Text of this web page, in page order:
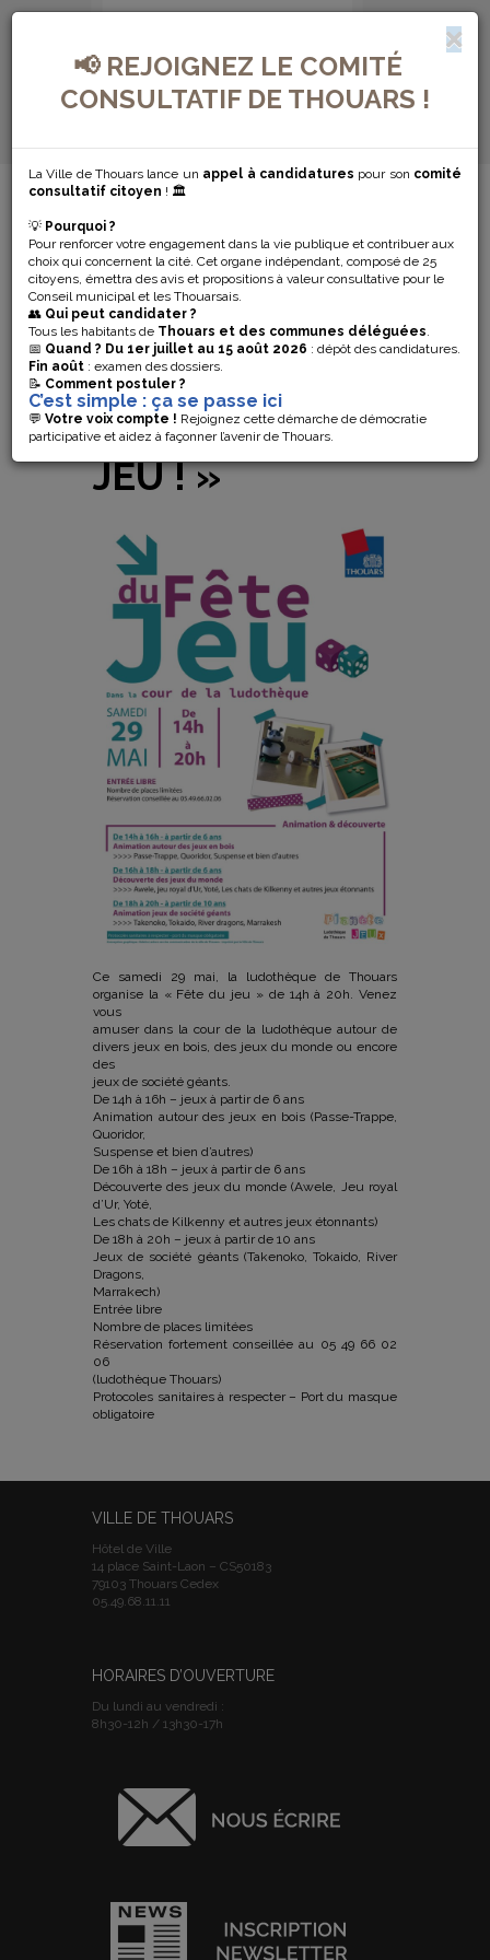
📢 REJOIGNEZ LE COMITÉ
CONSULTATIF DE THOUARS !
La Ville de Thouars lance un appel à candidatures pour son comité
consultatif citoyen ! 🏛️
💡 Pourquoi ?
Pour renforcer votre engagement dans la vie publique et contribuer aux
choix qui concernent la cité. Cet organe indépendant, composé de 25
citoyens, émettra des avis et propositions à valeur consultative pour le
Conseil municipal et les Thouarsais.
👥 Qui peut candidater ?
Tous les habitants de Thouars et des communes déléguées.
📅 Quand ? Du 1er juillet au 15 août 2026 : dépôt des candidatures.
Fin août : examen des dossiers.
📝 Comment postuler ?
C’est simple : ça se passe ici
💬 Votre voix compte ! Rejoignez cette démarche de démocratie
participative et aidez à façonner l’avenir de Thouars.
MENU DE NAVIGATION...
LA
LUDOTHÈQUE
DE THOUARS
VOUS PROPOSE
SA « FÊTE DU
JEU ! »
Ce samedi 29 mai, la ludothèque de Thouars
organise la « Fête du jeu » de 14h à 20h. Venez
vous
amuser dans la cour de la ludothèque autour de
divers jeux en bois, des jeux du monde ou encore
des
jeux de société géants.
De 14h à 16h – jeux à partir de 6 ans
Animation autour des jeux en bois (Passe-Trappe,
Quoridor,
Suspense et bien d’autres)
De 16h à 18h – jeux à partir de 6 ans
Découverte des jeux du monde (Awele, Jeu royal
d’Ur, Yoté,
Les chats de Kilkenny et autres jeux étonnants)
De 18h à 20h – jeux à partir de 10 ans
Jeux de société géants (Takenoko, Tokaido, River
Dragons,
Marrakech)
Entrée libre
Nombre de places limitées
Réservation fortement conseillée au 05 49 66 02
06
(ludothèque Thouars)
Protocoles sanitaires à respecter – Port du masque
obligatoire
VILLE DE THOUARS
Hôtel de Ville
14 place Saint-Laon – CS50183
79103 Thouars Cedex
05.49.68.11.11
HORAIRES D’OUVERTURE
Du lundi au vendredi :
8h30-12h / 13h30-17h